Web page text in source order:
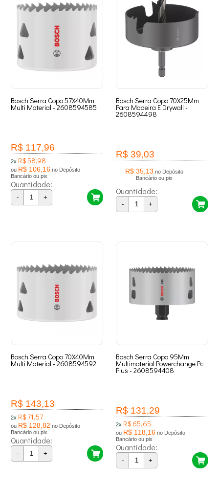
Bosch Serra Copo 57X40Mm
Multi Material - 2608594585
R$ 117,96
2x R$ 58,98
ou R$ 106,16 no Depósito
Bancário ou pix
Quantidade:
- +
Bosch Serra Copo 70X25Mm
Para Madeira E Drywall -
2608594498
R$ 39,03
R$ 35,13 no Depósito
Bancário ou pix
Quantidade:
- +
Bosch Serra Copo 70X40Mm
Multi Material - 2608594592
R$ 143,13
2x R$ 71,57
ou R$ 128,82 no Depósito
Bancário ou pix
Quantidade:
- +
Bosch Serra Copo 95Mm
Multimaterial Powerchange Pc
Plus - 2608594408
R$ 131,29
2x R$ 65,65
ou R$ 118,16 no Depósito
Bancário ou pix
Quantidade:
- +